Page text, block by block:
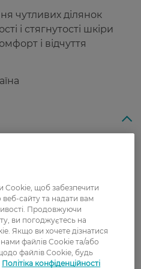
чутливих ділянок
і стягнутості шкіри
і відчуття
- 99 грн,
щоб забезпечити
сайту та надати вам
Продовжуючи
ви погоджуєтесь на
Якщо ви хочете дізнатися
файлів Cookie та/або
файлів Cookie, будь
Політіка конфіденційності